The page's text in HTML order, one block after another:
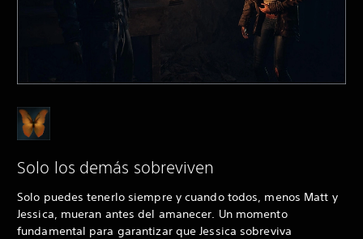
Solo los demás sobreviven
Solo puedes tenerlo siempre y cuando todos, menos Matt y
Jessica, mueran antes del amanecer. Un momento
fundamental para garantizar que Jessica sobreviva